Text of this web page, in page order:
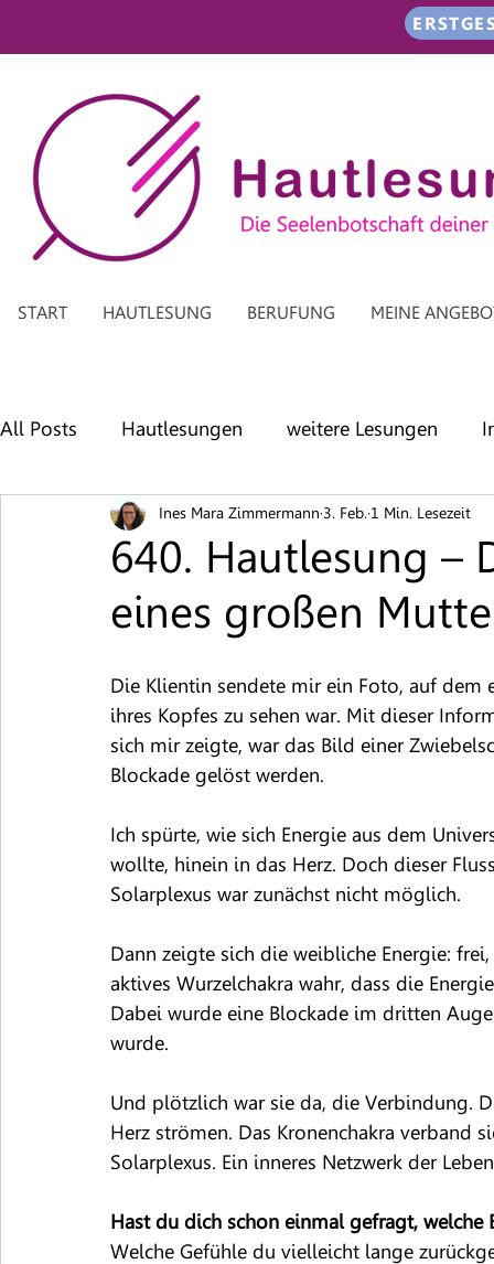
START HAUTLESUNG BERUFUNG MEINE
All Posts Hautlesungen weitere Lesungen
Blutschwämmchen Brennen / Juckreiz
Hautpilz Muttermal Neurodermitis
Schuppenflechte Warzen Nesselsucht /
640. Hautlesung –
eines großen
Ines Mara Zimmermann 3. Feb. 1 Min. Lesezeit
Die Klientin sendete mir ein Foto, auf
ihres Kopfes zu sehen war. Mit dieser
sich mir zeigte, war das Bild einer
Blockade gelöst werden.
Ich spürte, wie sich Energie aus dem
wollte, hinein in das Herz. Doch dieser
Solarplexus war zunächst nicht möglich.
Dann zeigte sich die weibliche Energie:
aktives Wurzelchakra wahr, dass die
Dabei wurde eine Blockade im dritten
wurde.
Und plötzlich war sie da, die Verbindung.
Herz strömen. Das Kronenchakra
Solarplexus. Ein inneres Netzwerk der
Hast du dich schon einmal gefragt,
Welche Gefühle du vielleicht lange